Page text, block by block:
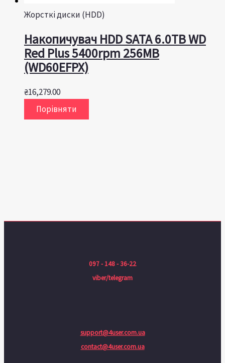
Жорсткі диски (HDD)
Накопичувач HDD SATA 6.0TB WD
Red Plus 5400rpm 256MB
(WD60EFPX)
₴16,279.00
Порівняти
097 - 148 - 36-22
viber/telegram
support@4user.com.ua
contact@4user.com.ua